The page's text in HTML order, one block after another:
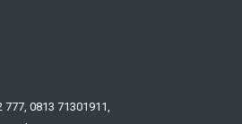
777, 0813 71301911,